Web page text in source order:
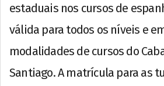
estaduais nos cursos de
válida para todos os níveis e
modalidades de cursos do
Santiago. A matrícula para as